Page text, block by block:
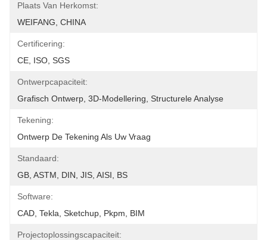
Plaats Van Herkomst:
WEIFANG, CHINA
Certificering:
CE, ISO, SGS
Ontwerpcapaciteit:
Grafisch Ontwerp, 3D-Modellering, Structurele Analyse
Tekening:
Ontwerp De Tekening Als Uw Vraag
Standaard:
GB, ASTM, DIN, JIS, AISI, BS
Software:
CAD, Tekla, Sketchup, Pkpm, BIM
Projectoplossingscapaciteit: